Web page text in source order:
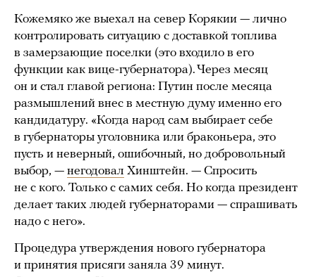
Кожемяко же выехал на север Корякии — лично
контролировать ситуацию с доставкой топлива
в замерзающие поселки (это входило в его
функции как вице-губернатора). Через месяц
он и стал главой региона: Путин после месяца
размышлений внес в местную думу именно его
кандидатуру. «Когда народ сам выбирает себе
в губернаторы уголовника или браконьера, это
пусть и неверный, ошибочный, но добровольный
выбор, — негодовал Хинштейн. — Спросить
не с кого. Только с самих себя. Но когда президент
делает таких людей губернаторами — спрашивать
надо с него».
Процедура утверждения нового губернатора
и принятия присяги заняла 39 минут.